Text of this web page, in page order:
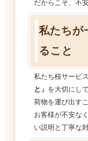
だからこそ、不
私たちが
ること
私たち桜サービス
と」 を大切にし
荷物を運び出す
お客様が不安な
い説明と丁寧な